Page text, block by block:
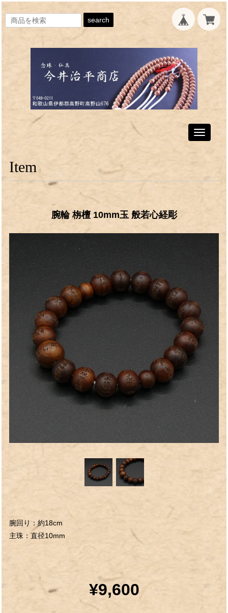
search
Toggle
Item
腕輪 栴檀 10mm玉 般若心経彫
腕回り：約18cm
主珠：直径10mm
¥9,600